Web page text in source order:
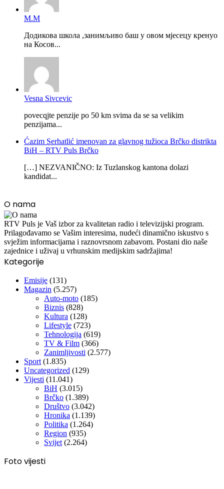
М.М
Додикова школа ,занимљиво баш у овом мјесецу кренуо
на Косов...
Vesna Sivcevic
povecqjte penzije po 50 km svima da se sa velikim
penzijama...
Ćazim Serhatlić imenovan za glavnog tužioca Brčko distrikta
BiH – RTV Puls Brčko
[…] NEZVANIČNO: Iz Tuzlanskog kantona dolazi
kandidat...
O nama
RTV Puls je Vaš izbor za kvalitetan radio i televizijski program.
Prilagođavamo se Vašim interesima, nudeći dinamično iskustvo s
svježim informacijama i raznovrsnom zabavom. Postani dio naše
zajednice i uživaj u vrhunskim medijskim sadržajima!
Kategorije
Emisije (131)
Magazin (5.257)
Auto-moto (185)
Biznis (828)
Kultura (128)
Lifestyle (723)
Tehnologija (619)
TV & Film (366)
Zanimljivosti (2.577)
Sport (1.835)
Uncategorized (129)
Vijesti (11.041)
BiH (3.015)
Brčko (1.389)
Društvo (3.042)
Hronika (1.139)
Politika (1.264)
Region (935)
Svijet (2.264)
Foto vijesti